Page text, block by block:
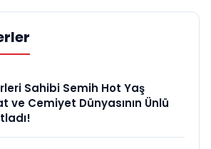
Sahibi Semih Hot Yaş
ve Cemiyet Dünyasının Ünlü